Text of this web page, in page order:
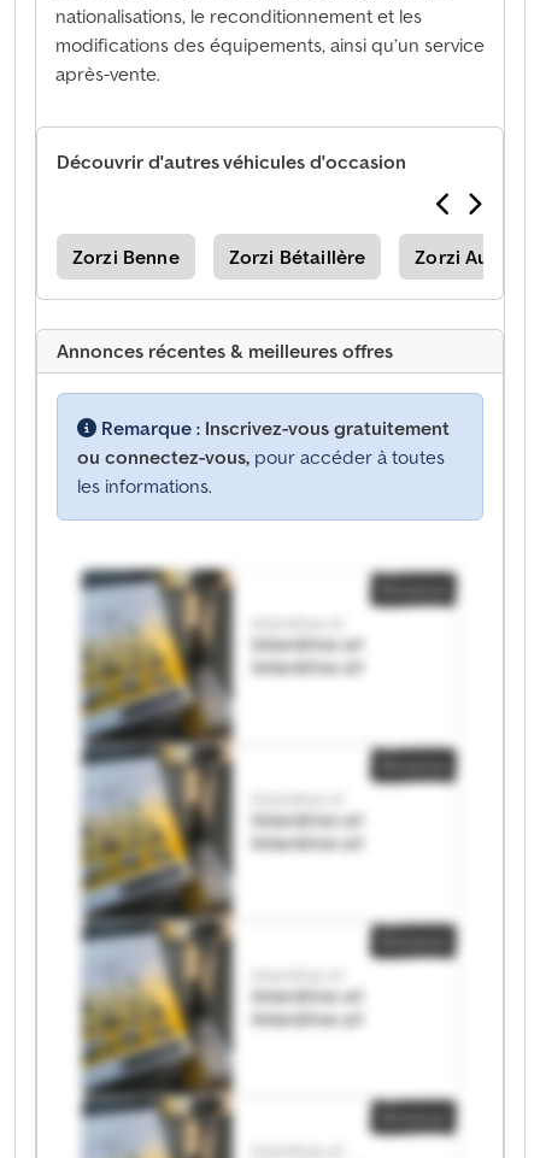
nationalisations, le reconditionnement et les
modifications des équipements, ainsi qu’un service
après-vente.
Découvrir d'autres véhicules d'occasion
Zorzi Benne Zorzi Bétaillère Zorzi Autres
Annonces récentes & meilleures offres
Remarque : Inscrivez-vous gratuitement
ou connectez-vous, pour accéder à toutes
les informations.
Interdrive srl
Interdrive srl
Interdrive srl
Interdrive srl
Interdrive srl
Interdrive srl